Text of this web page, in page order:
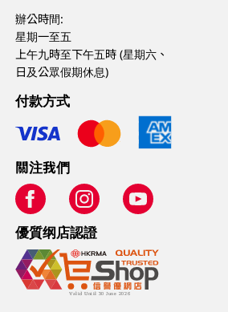
辦公時間:
星期一至五
上午九時至下午五時 (星期六、
日及公眾假期休息)
付款方式
關注我們
優質纲店認證